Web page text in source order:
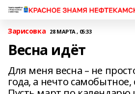
Зарисовка 28 МАРТА , 05:33
Весна идёт
Для меня весна – не
года, а нечто самобытное,